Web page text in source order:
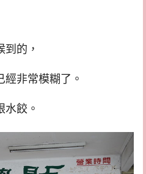
的，
非常模糊了。
餃。